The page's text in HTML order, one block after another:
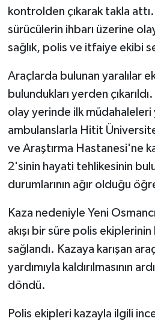
kontrolden çıkarak takla
sürücülerin ihbarı üzerine
sağlık, polis ve itfaiye ekibi
Araçlarda bulunan yaralılar
bulundukları yerden
olay yerinde ilk müdahaleleri
ambulanslarla Hitit
ve Araştırma Hastanesi'ne
2'sinin hayati tehlikesinin
durumlarının ağır olduğu
Kaza nedeniyle Yeni
akışı bir süre polis
sağlandı. Kazaya karışan
yardımıyla kaldırılmasının
döndü.
Polis ekipleri kazayla ilgili